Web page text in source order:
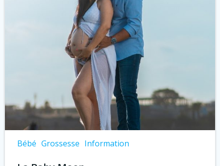
Bébé Grossesse Information